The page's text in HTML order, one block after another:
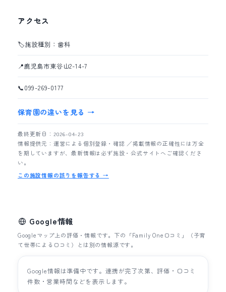
アクセス
🏷️施設種別：歯科
📍鹿児島市東谷山2-14-7
📞099-269-0177
保育園の違いを見る →
最終更新日：2026-04-23
情報提供元：運営による個別登録・確認 ／掲載情報の正確性には万全
を期していますが、最新情報は必ず施設・公式サイトへご確認くださ
い。
この施設情報の誤りを報告する →
Google情報
Googleマップ上の評価・情報です。下の「Family One口コミ」（子育
て世帯による口コミ）とは別の情報源です。
Google情報は準備中です。連携が完了次第、評価・口コミ
件数・営業時間などを表示します。